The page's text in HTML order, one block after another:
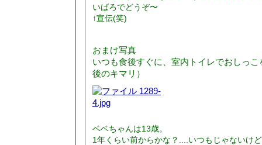
いばろでどうぞ〜
↑宣伝(笑)
おまけ写真
いつも食後すぐに、室内トイレでおしっ
後のキマリ）
ベベちゃんは13歳。
1年くらい前からかな？....いつもじゃないけ